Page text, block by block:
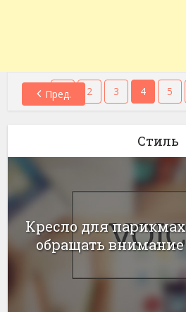
Пред.
1 2 3 4 5
Стиль
Кресло для
обращать